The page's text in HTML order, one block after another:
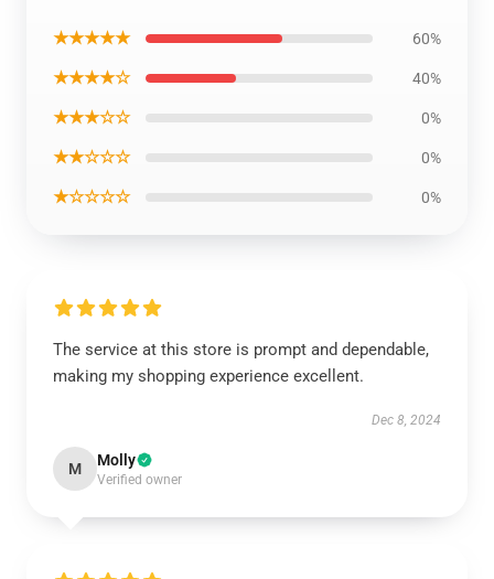
★★★★★ 60%
★★★★☆ 40%
★★★☆☆ 0%
★★☆☆☆ 0%
★☆☆☆☆ 0%
The service at this store is prompt and dependable,
making my shopping experience excellent.
Dec 8, 2024
M Molly
Verified owner